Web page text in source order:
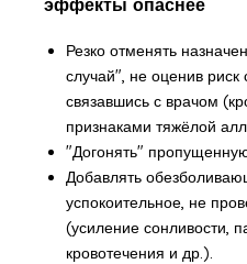
эффекты опаснее
Резко отменять
случай", не оценив
связавшись с врачом
признаками тяжёлой
"Догонять"
Добавлять
успокоительное, не
(усиление сонливости,
кровотечения и др.).